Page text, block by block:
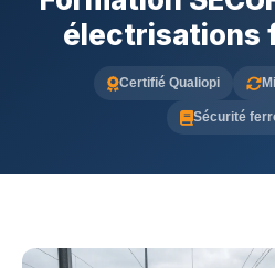
électrisations
Certifié Qualiopi
Sécurité